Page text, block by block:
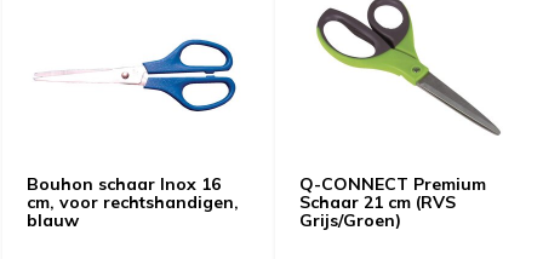
Bouhon schaar Inox 16
cm, voor rechtshandigen,
blauw
Q-CONNECT Premium
Schaar 21 cm (RVS
Grijs/Groen)